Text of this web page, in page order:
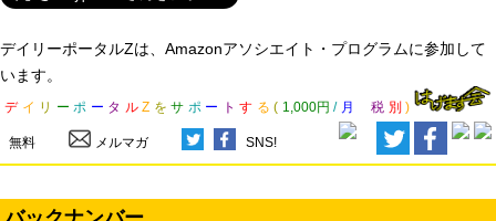
デイリーポータルZは、Amazonアソシエイト・プログラムに参加して
います。
デ イ リ ー ポ ー タ ル Z を サ ポ ー ト す る ( 1,000円 / 月 税 別 )
無料 メルマガ SNS!